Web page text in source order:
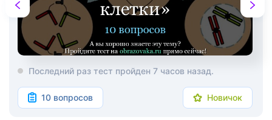
Последний раз тест пройден 7 часов назад.
10 вопросов Новичок